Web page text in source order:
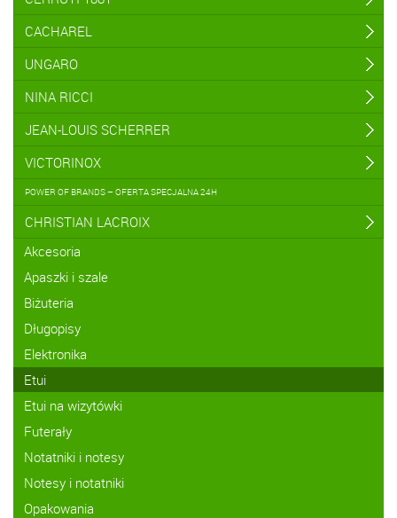
CACHAREL
UNGARO
NINA RICCI
JEAN-LOUIS SCHERRER
VICTORINOX
POWER OF BRANDS – OFERTA SPECJALNA 24H
CHRISTIAN LACROIX
Akcesoria
Apaszki i szale
Biżuteria
Długopisy
Elektronika
Etui
Etui na wizytówki
Futerały
Notatniki i notesy
Notesy i notatniki
Opakowania